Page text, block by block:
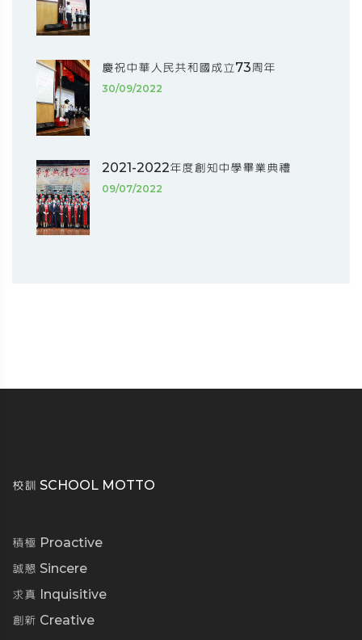
慶祝中華人民共和國成立73周年
30/09/2022
2021-2022年度創知中學畢業典禮
09/07/2022
校訓 SCHOOL MOTTO
積極 Proactive
誠懇 Sincere
求真 Inquisitive
創新 Creative